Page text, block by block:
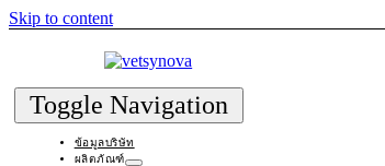
Skip to content
Toggle Navigation
ข้อมูลบริษัท
ผลิตภัณฑ์